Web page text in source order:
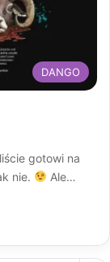
DANGO
gotowi na
nie.
Ale…